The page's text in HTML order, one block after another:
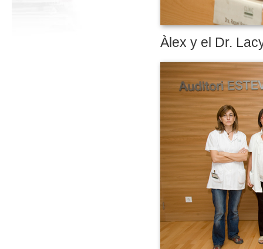
Àlex y el Dr.